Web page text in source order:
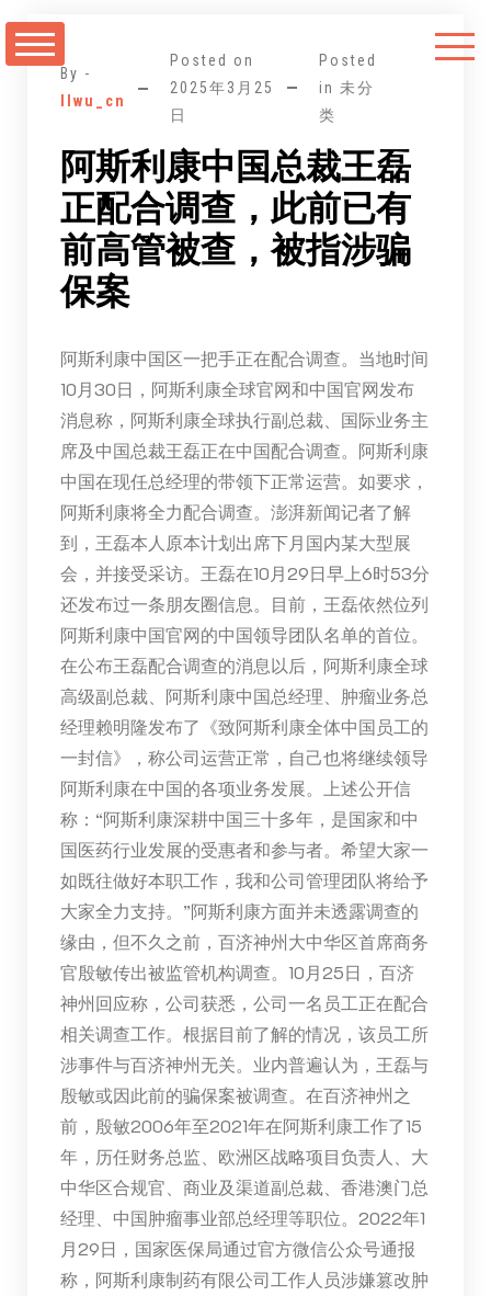
至
By -
llwu_cn
Posted on
2025年3月25
日
Posted
in 未分
类
阿斯利康中国总裁王磊
正配合调查，此前已有
前高管被查，被指涉骗
保案
阿斯利康中国区一把手正在配合调查。当地时间
10月30日，阿斯利康全球官网和中国官网发布
消息称，阿斯利康全球执行副总裁、国际业务主
席及中国总裁王磊正在中国配合调查。阿斯利康
中国在现任总经理的带领下正常运营。如要求，
阿斯利康将全力配合调查。澎湃新闻记者了解
到，王磊本人原本计划出席下月国内某大型展
会，并接受采访。王磊在10月29日早上6时53分
还发布过一条朋友圈信息。目前，王磊依然位列
阿斯利康中国官网的中国领导团队名单的首位。
在公布王磊配合调查的消息以后，阿斯利康全球
高级副总裁、阿斯利康中国总经理、肿瘤业务总
经理赖明隆发布了《致阿斯利康全体中国员工的
一封信》，称公司运营正常，自己也将继续领导
阿斯利康在中国的各项业务发展。上述公开信
称：“阿斯利康深耕中国三十多年，是国家和中
国医药行业发展的受惠者和参与者。希望大家一
如既往做好本职工作，我和公司管理团队将给予
大家全力支持。”阿斯利康方面并未透露调查的
缘由，但不久之前，百济神州大中华区首席商务
官殷敏传出被监管机构调查。10月25日，百济
神州回应称，公司获悉，公司一名员工正在配合
相关调查工作。根据目前了解的情况，该员工所
涉事件与百济神州无关。业内普遍认为，王磊与
殷敏或因此前的骗保案被调查。在百济神州之
前，殷敏2006年至2021年在阿斯利康工作了15
年，历任财务总监、欧洲区战略项目负责人、大
中华区合规官、商业及渠道副总裁、香港澳门总
经理、中国肿瘤事业部总经理等职位。2022年1
月29日，国家医保局通过官方微信公众号通报
称，阿斯利康制药有限公司工作人员涉嫌篡改肿